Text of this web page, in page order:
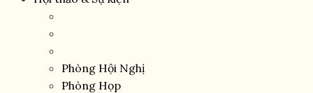
Phòng Hội Nghị
Phòng Họp